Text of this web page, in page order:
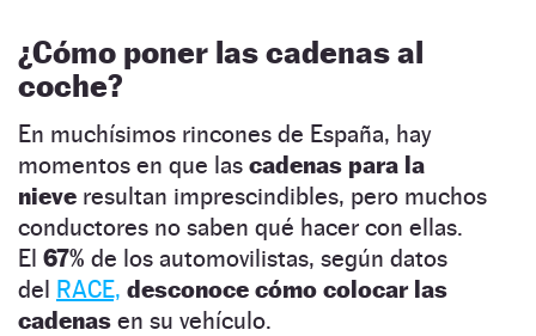
¿Cómo poner las cadenas al
coche?
En muchísimos rincones de España, hay
momentos en que las cadenas para la
nieve resultan imprescindibles, pero muchos
conductores no saben qué hacer con ellas.
El 67% de los automovilistas, según datos
del RACE, desconoce cómo colocar las
cadenas en su vehículo.